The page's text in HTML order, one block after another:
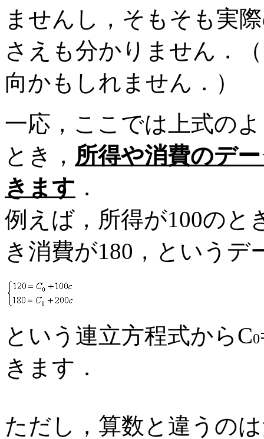
ませんし，そもそも実
さえも分かりません．
向かもしれません．）
一応，ここでは上式の
とき， 所得や消費のデ
きます ．
例えば，所得が100のと
き消費が180，という
という連立方程式からC0
きます．
ただし，算数と違うの